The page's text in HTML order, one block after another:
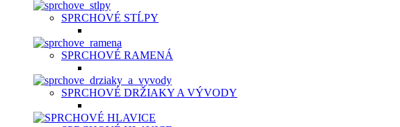
SPRCHOVÉ STĹPY
SPRCHOVÉ RAMENÁ
SPRCHOVÉ DRŽIAKY A VÝVODY